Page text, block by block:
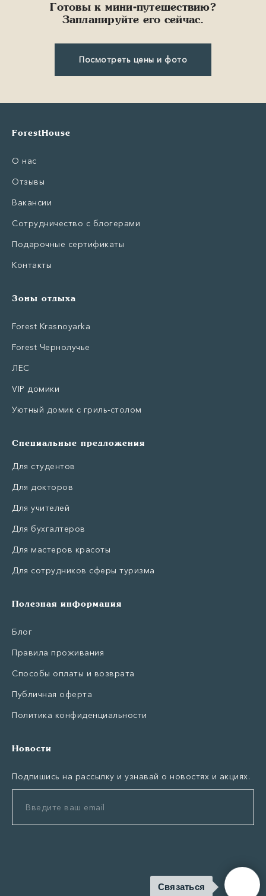
Готовы к мини-путешествию?
Запланируйте его сейчас.
Посмотреть цены и фото
ForestHouse
О нас
Отзывы
Вакансии
Сотрудничество с блогерами
Подарочные сертификаты
Контакты
Зоны отдыха
Forest Krasnoyarka
Forest Чернолучье
ЛЕС
VIP домики
Уютный домик с гриль-столом
Специальные предложения
Для студентов
Для докторов
Для учителей
Для бухгалтеров
Для мастеров красоты
Для сотрудников сферы туризма
Полезная информация
Блог
Правила проживания
Способы оплаты и возврата
Публичная оферта
Политика конфиденциальности
Новости
Подпишись на рассылку и узнавай о новостях и акциях.
Связаться